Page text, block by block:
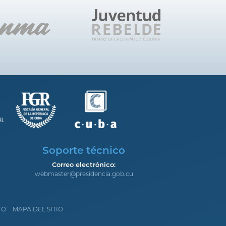
Soporte técnico
Correo electrónico:
webmaster@presidencia.gob.cu
MAPA DEL SITIO